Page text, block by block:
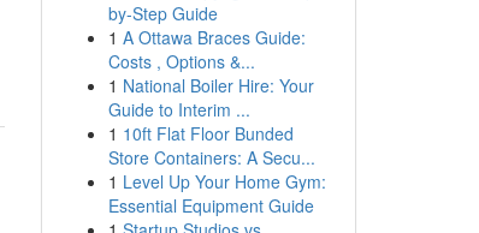
by-Step Guide
1 A Ottawa Braces Guide:
Costs , Options &...
1 National Boiler Hire: Your
Guide to Interim ...
1 10ft Flat Floor Bunded
Store Containers: A Secu...
1 Level Up Your Home Gym:
Essential Equipment Guide